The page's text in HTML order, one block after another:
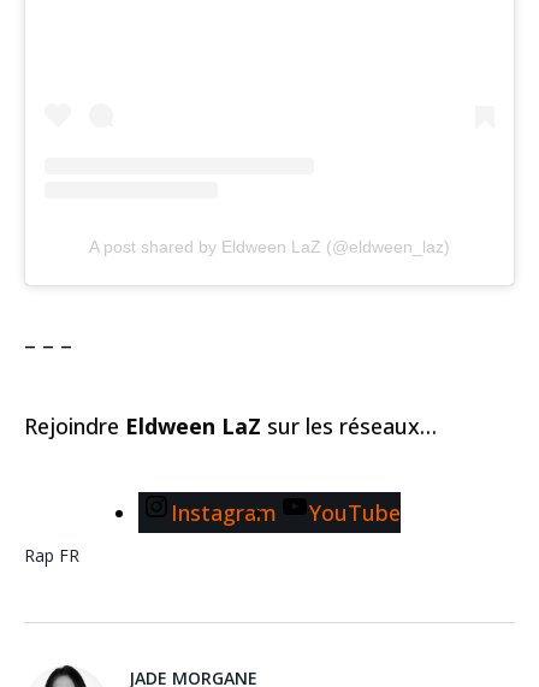
A post shared by Eldween LaZ (@eldween_laz)
– – –
Rejoindre Eldween LaZ sur les réseaux…
Instagram YouTube
Rap FR
JADE MORGANE